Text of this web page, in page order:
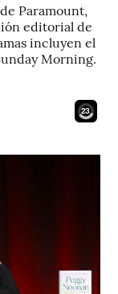
Paramount,
editorial de
incluyen el
Morning.
21